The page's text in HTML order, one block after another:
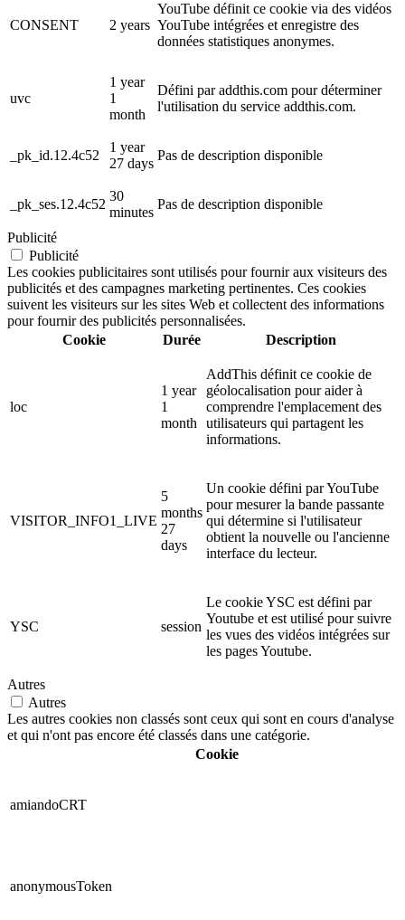
CONSENT 2 years
YouTube définit ce cookie via des vidéos
YouTube intégrées et enregistre des
données statistiques anonymes.
uvc
1 year
1
month
Défini par addthis.com pour déterminer
l'utilisation du service addthis.com.
_pk_id.12.4c52
1 year
27 days
Pas de description disponible
_pk_ses.12.4c52
30
minutes
Pas de description disponible
Publicité
Publicité
Les cookies publicitaires sont utilisés pour fournir aux visiteurs des
publicités et des campagnes marketing pertinentes. Ces cookies
suivent les visiteurs sur les sites Web et collectent des informations
pour fournir des publicités personnalisées.
Cookie
Durée Description
loc
1 year
1
month
AddThis définit ce cookie de
géolocalisation pour aider à
comprendre l'emplacement des
utilisateurs qui partagent les
informations.
VISITOR_INFO1_LIVE
5
months
27
days
Un cookie défini par YouTube
pour mesurer la bande passante
qui détermine si l'utilisateur
obtient la nouvelle ou l'ancienne
interface du lecteur.
YSC session
Le cookie YSC est défini par
Youtube et est utilisé pour suivre
les vues des vidéos intégrées sur
les pages Youtube.
Autres
Autres
Les autres cookies non classés sont ceux qui sont en cours d'analyse
et qui n'ont pas encore été classés dans une catégorie.
Cookie
amiandoCRT
anonymousToken